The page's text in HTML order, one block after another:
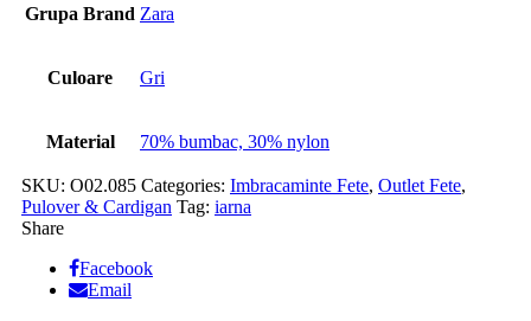
Grupa Brand Zara
Culoare Gri
Material 70% bumbac, 30% nylon
SKU: O02.085 Categories: Imbracaminte Fete, Outlet Fete,
Pulover & Cardigan Tag: iarna
Share
Facebook
Email